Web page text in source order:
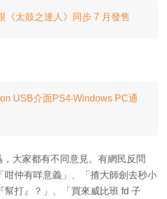
《太鼓之達人》同步 7 月發售
USB介面PS4‧Windows PC通
大家都有不同意見。有網民反問
咁仲有咩意義」、「揸大師劍去秒小
幫打』？」、「買來威比班 fd 子